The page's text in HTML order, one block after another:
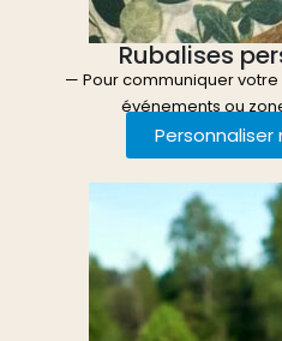
Rubalises
— Pour communiquer
événements ou
Personnaliser